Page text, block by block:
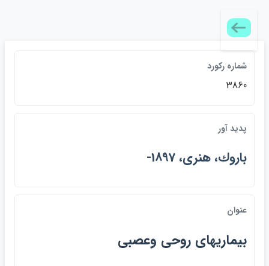
شماره ركورد
3860
پديد آور
باروك، هنري، 1897-
عنوان
بيماريهاي روحي وعصبي